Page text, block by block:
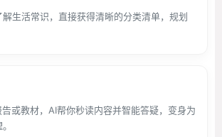
生活常识，直接获得清晰的分类清单，规划
告或教材，AI帮你秒读内容并智能答疑，变身为